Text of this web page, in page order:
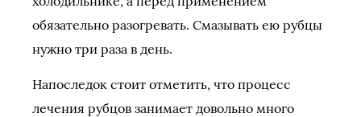
обязательно разогревать. Смазывать ею рубцы
нужно три раза в день.
Напоследок стоит отметить, что процесс
лечения рубцов занимает довольно много